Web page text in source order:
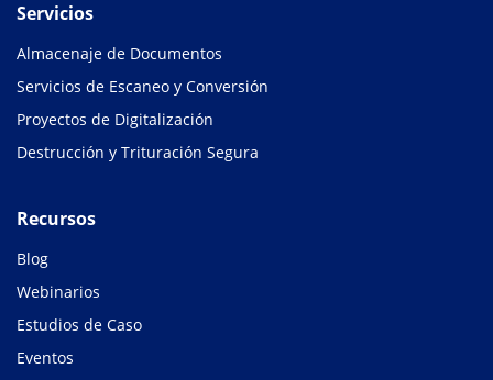
Servicios
Almacenaje de Documentos
Servicios de Escaneo y Conversión
Proyectos de Digitalización
Destrucción y Trituración Segura
Recursos
Blog
Webinarios
Estudios de Caso
Eventos